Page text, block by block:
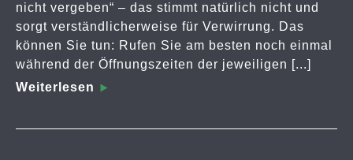
nicht vergeben“ – das stimmt natürlich nicht und
sorgt verständlicherweise für Verwirrung. Das
können Sie tun: Rufen Sie am besten noch einmal
während der Öffnungszeiten der jeweiligen [...]
Weiterlesen